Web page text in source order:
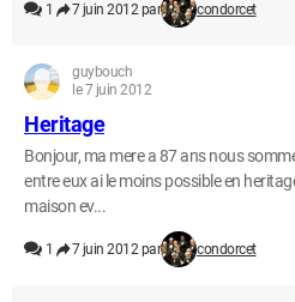
1 7 juin 2012 par condorcet
guybouch
le 7 juin 2012
Heritage
Bonjour, ma mere a 87 ans nous
entre eux ai le moins possible en
maison ev...
1 7 juin 2012 par condorcet